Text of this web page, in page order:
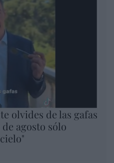
olvides de las gafas
agosto sólo